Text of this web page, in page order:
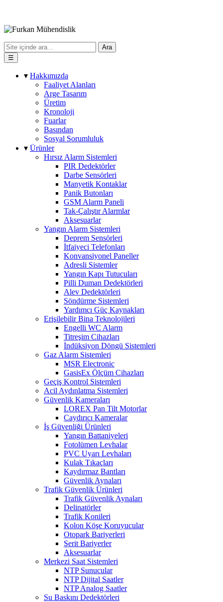
Ara
☰
▾ Hakkımızda
Faaliyet Alanları
Arge Tasarım
Üretim
Kronoloji
Fuarlar
Basından
Sosyal Sorumluluk
▾ Ürünler
Hırsız Alarm Sistemleri
PIR Dedektörler
Darbe Sensörleri
Manyetik Kontaklar
Panik Butonları
GSM Alarm Paneli
Tak-Çalıştır Alarmlar
Aksesuarlar
Yangın Alarm Sistemleri
Deprem Sensörleri
İtfaiyeci Telefonları
Konvansiyonel Paneller
Adresli Sistemler
Yangın Kapı Tutucuları
Pilli Duman Dedektörleri
Alev Dedektörleri
Söndürme Sistemleri
Yardımcı Güç Kaynakları
Erişilebilir Bina Teknolojileri
Engelli WC Alarm
Titreşim Cihazları
İndüksiyon Döngü Sistemleri
Gaz Alarm Sistemleri
MSR Electronic
GasisEx Ölçüm Cihazları
Geçiş Kontrol Sistemleri
Acil Aydınlatma Sistemleri
Güvenlik Kameraları
LOREX Pan Tilt Motorlar
Caydırıcı Kameralar
İş Güvenliği Ürünleri
Yangın Battaniyeleri
Fotolümen Levhalar
PVC Uyarı Levhaları
Kulak Tıkaçları
Kaydırmaz Bantları
Güvenlik Aynaları
Trafik Güvenlik Ürünleri
Trafik Güvenlik Aynaları
Delinatörler
Trafik Konileri
Kolon Köşe Koruyucular
Otopark Bariyerleri
Şerit Bariyerler
Aksesuarlar
Merkezi Saat Sistemleri
NTP Sunucular
NTP Dijital Saatler
NTP Analog Saatler
Su Baskını Dedektörleri